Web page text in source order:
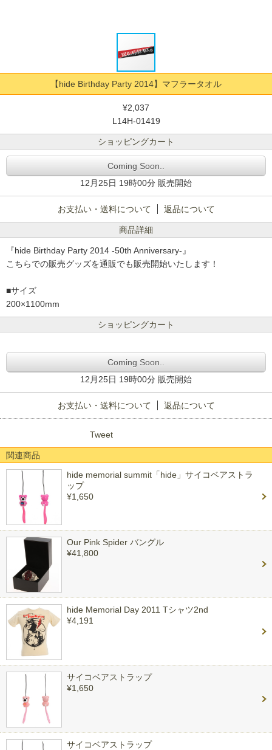
【hide Birthday Party 2014】マフラータオル
¥2,037
L14H-01419
ショッピングカート
Coming Soon..
12月25日 19時00分 販売開始
お支払い・送料について 返品について
商品詳細
『hide Birthday Party 2014 -50th Anniversary-』
こちらでの販売グッズを通販でも販売開始いたします！
■サイズ
200×1100mm
ショッピングカート
Coming Soon..
12月25日 19時00分 販売開始
お支払い・送料について 返品について
Tweet
関連商品
hide memorial summit「hide」サイコベアストラ
ップ
¥1,650
Our Pink Spider バングル
¥41,800
hide Memorial Day 2011 Tシャツ2nd
¥4,191
サイコベアストラップ
¥1,650
サイコベアストラップ